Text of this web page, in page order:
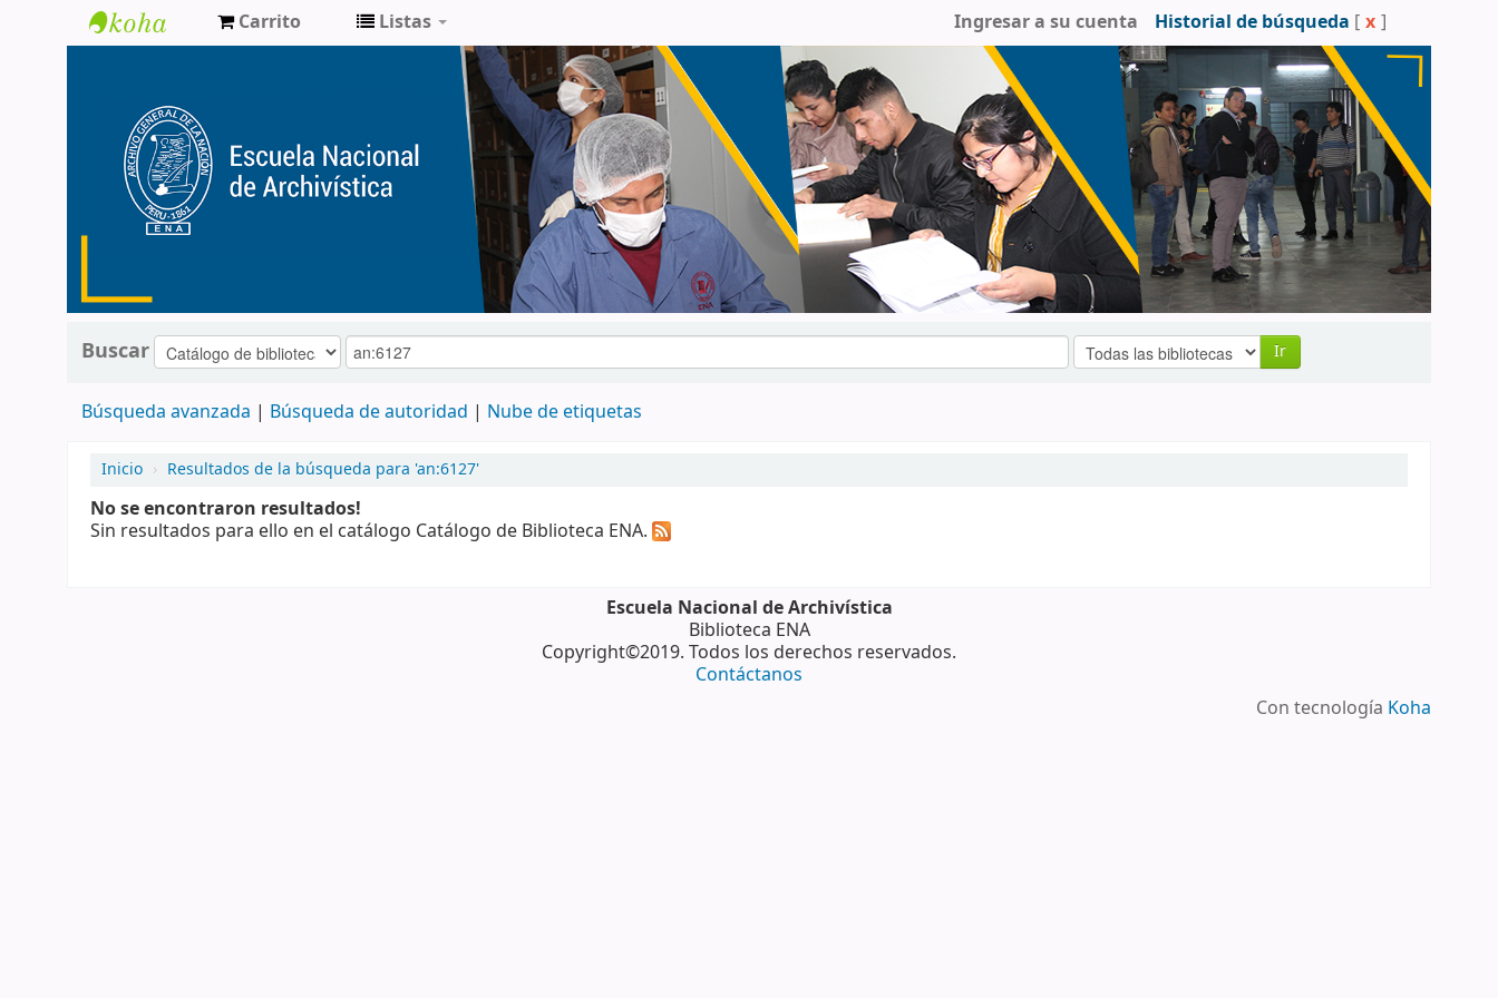
Biblioteca
ENA
Carrito Listas Ingresar a su cuenta Historial de búsqueda [ x ]
Buscar Ir
Búsqueda avanzada Búsqueda de autoridad Nube de etiquetas
Inicio › Resultados de la búsqueda para 'an:6127'
No se encontraron resultados!
Sin resultados para ello en el catálogo Catálogo de Biblioteca ENA.
Escuela Nacional de Archivística
Biblioteca ENA
Copyright©2019. Todos los derechos reservados.
Contáctanos
Con tecnología Koha